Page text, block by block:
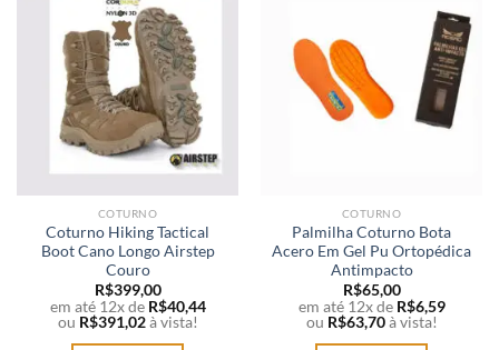
várias
variantes.
As
opções
podem
ser
escolhidas
na
página
do
produto
COTURNO
Coturno Hiking Tactical
Boot Cano Longo Airstep
Couro
R$399,00
em até 12x de R$40,44
ou R$391,02 à vista!
COTURNO
Palmilha Coturno Bota
Acero Em Gel Pu Ortopédica
Antimpacto
R$65,00
em até 12x de R$6,59
ou R$63,70 à vista!